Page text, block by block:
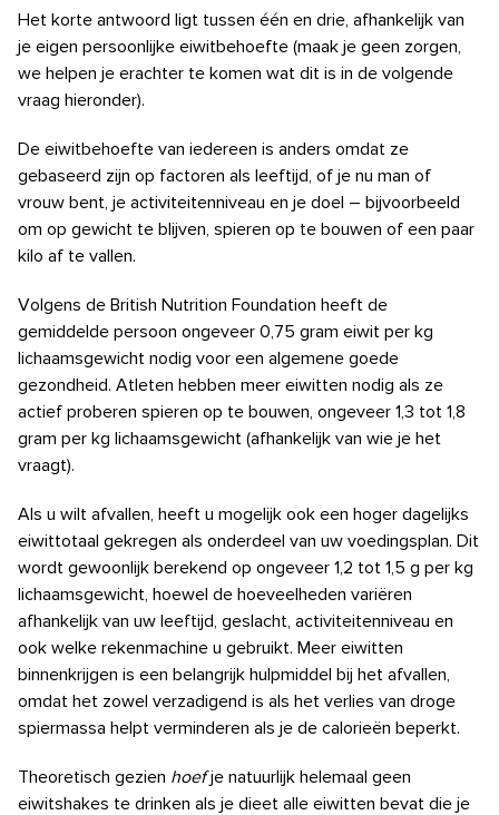
Het korte antwoord ligt tussen één en drie, afhankelijk van
je eigen persoonlijke eiwitbehoefte (maak je geen zorgen,
we helpen je erachter te komen wat dit is in de volgende
vraag hieronder).
De eiwitbehoefte van iedereen is anders omdat ze
gebaseerd zijn op factoren als leeftijd, of je nu man of
vrouw bent, je activiteitenniveau en je doel – bijvoorbeeld
om op gewicht te blijven, spieren op te bouwen of een paar
kilo af te vallen.
Volgens de British Nutrition Foundation heeft de
gemiddelde persoon ongeveer 0,75 gram eiwit per kg
lichaamsgewicht nodig voor een algemene goede
gezondheid. Atleten hebben meer eiwitten nodig als ze
actief proberen spieren op te bouwen, ongeveer 1,3 tot 1,8
gram per kg lichaamsgewicht (afhankelijk van wie je het
vraagt).
Als u wilt afvallen, heeft u mogelijk ook een hoger dagelijks
eiwittotaal gekregen als onderdeel van uw voedingsplan. Dit
wordt gewoonlijk berekend op ongeveer 1,2 tot 1,5 g per kg
lichaamsgewicht, hoewel de hoeveelheden variëren
afhankelijk van uw leeftijd, geslacht, activiteitenniveau en
ook welke rekenmachine u gebruikt. Meer eiwitten
binnenkrijgen is een belangrijk hulpmiddel bij het afvallen,
omdat het zowel verzadigend is als het verlies van droge
spiermassa helpt verminderen als je de calorieën beperkt.
Theoretisch gezien hoef je natuurlijk helemaal geen
eiwitshakes te drinken als je dieet alle eiwitten bevat die je